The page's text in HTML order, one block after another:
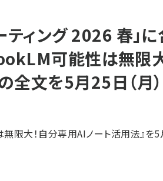
ィング 2026 春」
可能性は無限
全文を5月25日（月
大！自分専用AIノート活用法』を5